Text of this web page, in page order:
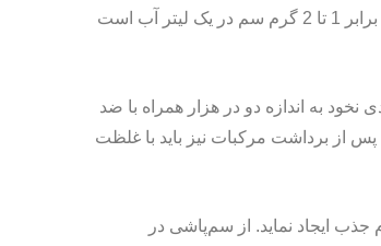
می‌باشد و مقدار مصرف آن، برابر 1 تا 2 گرم سم در یک لیتر آب است
به اندازه دو در هزار همراه با ضد
از برداشت مرکبات نیز باید با غلظت
جذب ایجاد نماید. از سم‌پاشی در